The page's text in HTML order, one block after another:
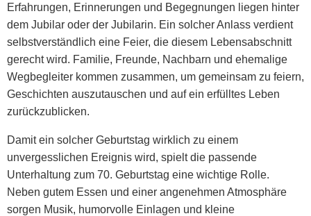
Erfahrungen, Erinnerungen und Begegnungen liegen hinter
dem Jubilar oder der Jubilarin. Ein solcher Anlass verdient
selbstverständlich eine Feier, die diesem Lebensabschnitt
gerecht wird. Familie, Freunde, Nachbarn und ehemalige
Wegbegleiter kommen zusammen, um gemeinsam zu feiern,
Geschichten auszutauschen und auf ein erfülltes Leben
zurückzublicken.
Damit ein solcher Geburtstag wirklich zu einem
unvergesslichen Ereignis wird, spielt die passende
Unterhaltung zum 70. Geburtstag eine wichtige Rolle.
Neben gutem Essen und einer angenehmen Atmosphäre
sorgen Musik, humorvolle Einlagen und kleine